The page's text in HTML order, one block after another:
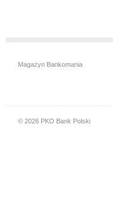
Magazyn Bankomania
© 2026 PKO Bank Polski